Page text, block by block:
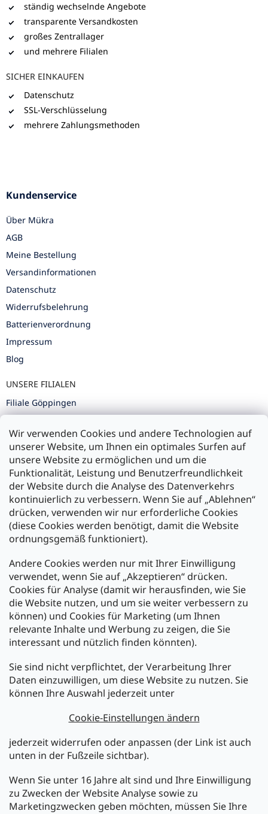
Wir verwenden Cookies und andere Technologien auf
unserer Website, um Ihnen ein optimales Surfen auf
unsere Website zu ermöglichen und um die
Funktionalität, Leistung und Benutzerfreundlichkeit
der Website durch die Analyse des Datenverkehrs
kontinuierlich zu verbessern. Wenn Sie auf „Ablehnen“
drücken, verwenden wir nur erforderliche Cookies
(diese Cookies werden benötigt, damit die Website
ordnungsgemäß funktioniert).
Andere Cookies werden nur mit Ihrer Einwilligung
verwendet, wenn Sie auf „Akzeptieren“ drücken.
Cookies für Analyse (damit wir herausfinden, wie Sie
die Website nutzen, und um sie weiter verbessern zu
können) und Cookies für Marketing (um Ihnen
relevante Inhalte und Werbung zu zeigen, die Sie
interessant und nützlich finden könnten).
Sie sind nicht verpflichtet, der Verarbeitung Ihrer
Daten einzuwilligen, um diese Website zu nutzen. Sie
können Ihre Auswahl jederzeit unter
Cookie-Einstellungen ändern
jederzeit widerrufen oder anpassen (der Link ist auch
unten in der Fußzeile sichtbar).
Wenn Sie unter 16 Jahre alt sind und Ihre Einwilligung
zu Zwecken der Website Analyse sowie zu
Marketingzwecken geben möchten, müssen Sie Ihre
ständig wechselnde Angebote
transparente Versandkosten
großes Zentrallager
und mehrere Filialen
SICHER EINKAUFEN
Datenschutz
SSL-Verschlüsselung
mehrere Zahlungsmethoden
Kundenservice
Über Mükra
AGB
Meine Bestellung
Versandinformationen
Datenschutz
Widerrufsbelehrung
Batterienverordnung
Impressum
Blog
UNSERE FILIALEN
Filiale Göppingen
Filiale Ulm
Zahlung und Versand
Versand mit:
Zahlarten:
Newsletter abonnieren
Legen Sie Ihre E-Mail ein und wir werden Ihnen Informationen
über neue Produkte in unserem E-Shop zusenden.
E-Mail
Melden Sie sich jetzt für den mükra Newsletter an,
kostenlos und jederzeit kündbar! Mit der Anmeldung zum
Newsletter bestätigen Sie Ihr Einverständnis mit der
Datenschutzerklärung.